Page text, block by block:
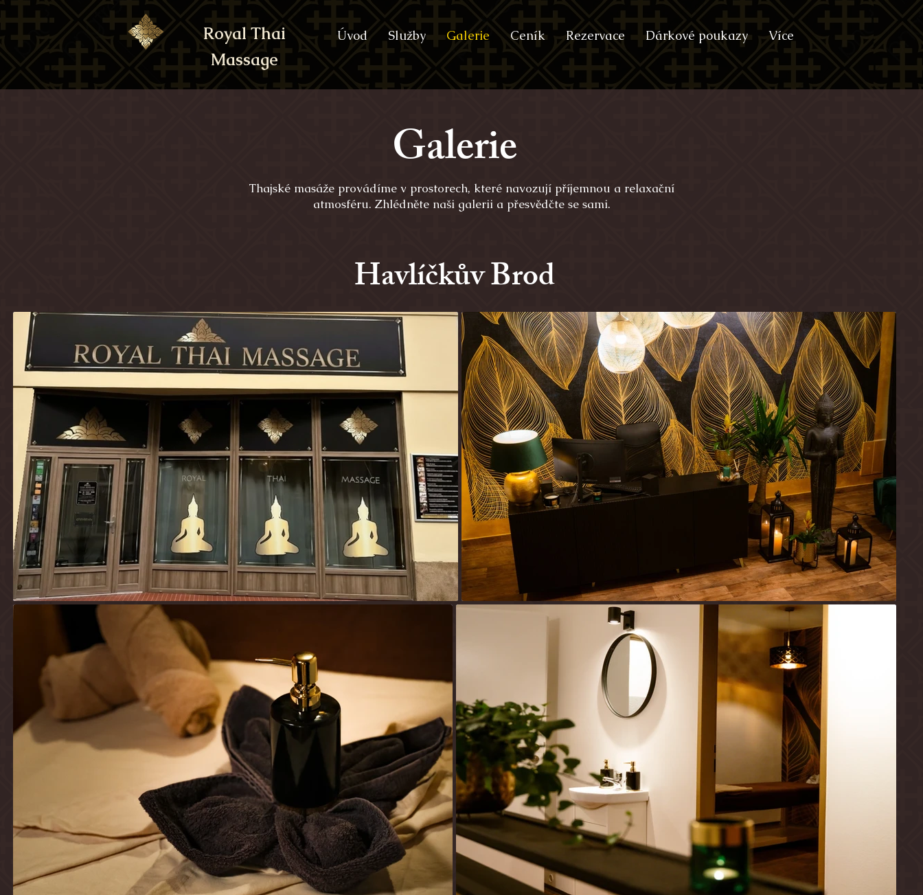
Royal Thai
Massage
Úvod Služby Galerie Ceník Rezervace Dárkové poukazy Více
Galerie
Thajské masáže provádíme v prostorech, které navozují příjemnou a relaxační
atmosféru. Zhlédněte naši galerii a přesvědčte se sami.
Havlíčkův Brod